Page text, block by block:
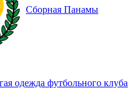
Сборная Панамы